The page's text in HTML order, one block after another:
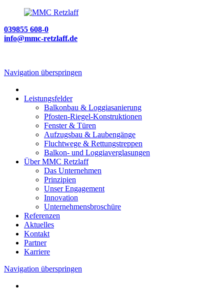
039855 608-0
info@mmc-retzlaff.de
Navigation überspringen
Leistungsfelder
Balkonbau & Loggiasanierung
Pfosten-Riegel-Konstruktionen
Fenster & Türen
Aufzugsbau & Laubengänge
Fluchtwege & Rettungstreppen
Balkon- und Loggiaverglasungen
Über MMC Retzlaff
Das Unternehmen
Prinzipien
Unser Engagement
Innovation
Unternehmensbroschüre
Referenzen
Aktuelles
Kontakt
Partner
Karriere
Navigation überspringen